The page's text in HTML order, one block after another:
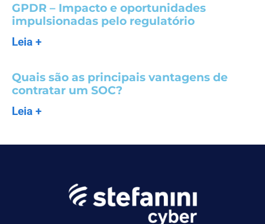
GPDR – Impacto e oportunidades
impulsionadas pelo regulatório
Leia +
Quais são as principais vantagens de
contratar um SOC?
Leia +